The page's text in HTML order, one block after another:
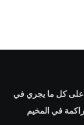
على كل ما يجري في
في المخيم